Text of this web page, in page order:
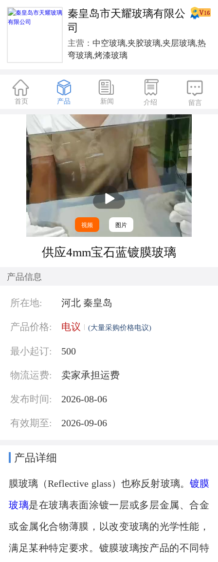
秦皇岛市天耀玻璃有限公
司
主营： 中空玻璃,夹胶玻璃,夹层玻璃,热
弯玻璃,烤漆玻璃

首页

产品

新闻

介绍

留言
视频 图片
放
供应4mm宝石蓝镀膜玻璃
产品信息
所在地: 河北 秦皇岛
产品价格: 电议 (大量采购价格电议)
最小起订: 500
物流运费: 卖家承担运费
发布时间: 2026-08-06
有效期至: 2026-09-06
产品详细
膜玻璃（Reflective glass）也称反射玻璃。 镀膜
玻璃是在玻璃表面涂镀一层或多层金属、合金
或金属化合物薄膜，以改变玻璃的光学性能，
满足某种特定要求。镀膜玻璃按产品的不同特